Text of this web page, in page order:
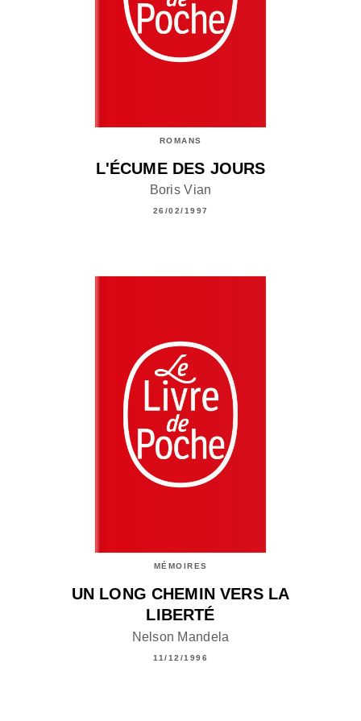
ROMANS
L'ÉCUME DES JOURS
Boris Vian
26/02/1997
MÉMOIRES
UN LONG CHEMIN VERS LA
LIBERTÉ
Nelson Mandela
11/12/1996